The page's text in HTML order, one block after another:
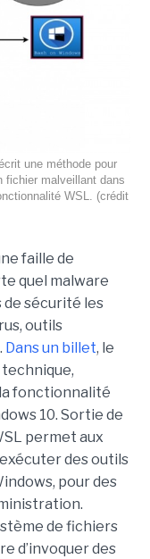
une méthode pour
fichier malveillant dans
WSL. (crédit
faille de
quel malware
sécurité les
outils
Dans un billet, le
fonctionnalité
10. Sortie de
permet aux
des outils
pour des
de fichiers
d’invoquer des